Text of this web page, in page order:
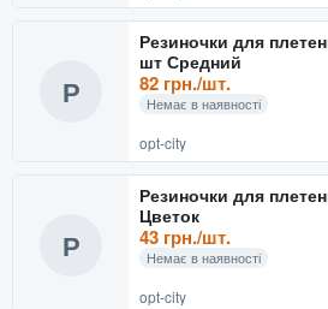
Р
Резиночки для
шт Средний
82 грн./шт.
Немає в наявності
opt-city
Р
Резиночки для
Цветок
43 грн./шт.
Немає в наявності
opt-city